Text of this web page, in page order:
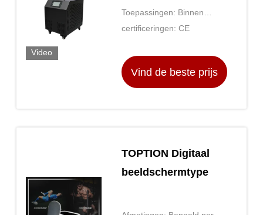
Video
verjongen en
energie verhogen
Toepassingen: Binnen
Openlucht
certificeringen: CE
Vind de beste prijs
TOPTION Digitaal
beeldschermtype